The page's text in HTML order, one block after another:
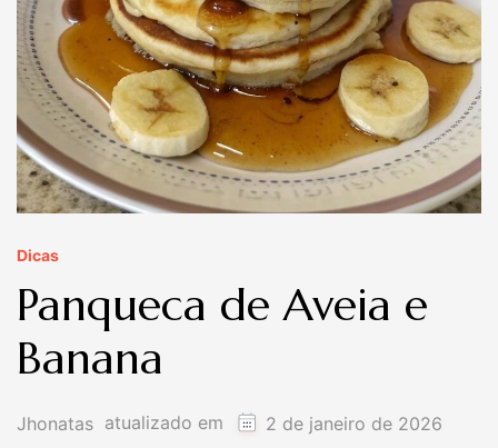
Dicas
Panqueca de Aveia e
Banana
Jhonatas atualizado em 2 de janeiro de 2026